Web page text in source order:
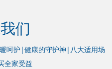
们
呵护|健康的守护神|八大适用场
全家受益